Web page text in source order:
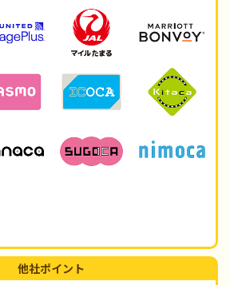
他社ポイント